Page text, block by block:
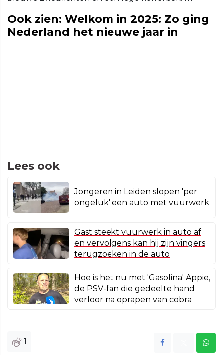
Ook zien: Welkom in 2025: Zo ging
Nederland het nieuwe jaar in
Lees ook
Jongeren in Leiden slopen 'per
ongeluk' een auto met vuurwerk
Gast steekt vuurwerk in auto af
en vervolgens kan hij zijn vingers
terugzoeken in de auto
Hoe is het nu met 'Gasolina' Appie,
de PSV-fan die gedeelte hand
verloor na oprapen van cobra
1